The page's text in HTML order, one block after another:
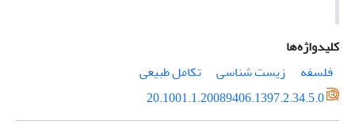
کلیدواژه‌ها
فلسفه
زیست شناسی
تکامل طبیعی
20.1001.1.20089406.1397.2.34.5.0